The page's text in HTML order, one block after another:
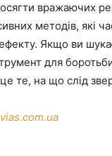
вражаючих
методів, які
Якщо ви
для
те, на що слід